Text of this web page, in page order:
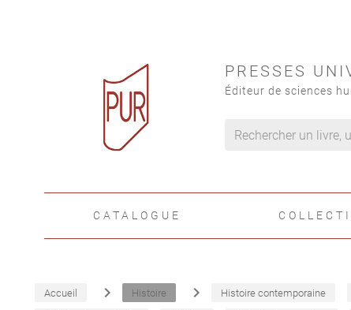
PRESSES
Éditeur de sciences
CATALOGUE
Accueil navigate_next Histoire navigate_next Histoire contemporaine